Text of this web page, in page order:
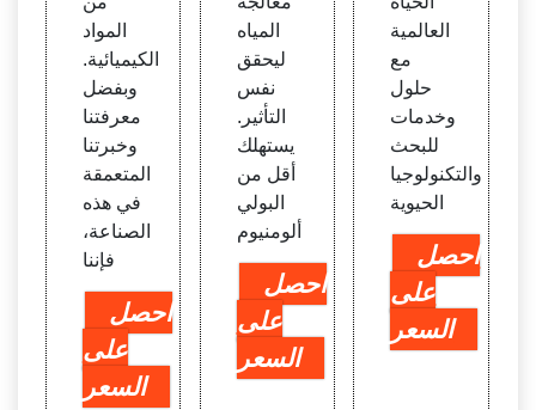
ردنيي
ن، الأ
ردن
المواد
الكيميائية.
وبفضل
معرفتنا
وخبرتنا
المتعمقة
في هذه
الصناعة،
فإننا
احصل
على
السعر
المياه
ليحقق
نفس
التأثير.
يستهلك
أقل من
البولي
ألومنيوم
احصل
على
السعر
العالمية
مع
حلول
وخدمات
للبحث
والتكنولوجيا
الحيوية
احصل
على
السعر